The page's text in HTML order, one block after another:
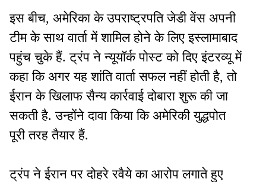
इस बीच, अमेरिका के उपराष्ट्रपति जेडी वेंस अपनी
टीम के साथ वार्ता में शामिल होने के लिए इस्लामाबाद
पहुंच चुके हैं. ट्रंप ने न्यूयॉर्क पोस्ट को दिए इंटरव्यू में
कहा कि अगर यह शांति वार्ता सफल नहीं होती है, तो
ईरान के खिलाफ सैन्य कार्रवाई दोबारा शुरू की जा
सकती है. उन्होंने दावा किया कि अमेरिकी युद्धपोत
पूरी तरह तैयार हैं.
ट्रंप ने ईरान पर दोहरे रवैये का आरोप लगाते हुए